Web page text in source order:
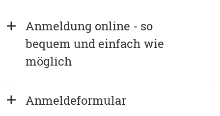
Anmeldung online - so
bequem und einfach wie
möglich
Anmeldeformular